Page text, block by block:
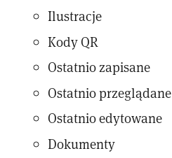
Ilustracje
Kody QR
Ostatnio zapisane
Ostatnio przeglądane
Ostatnio edytowane
Dokumenty